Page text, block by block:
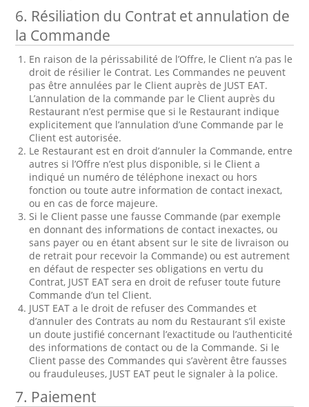
6. Résiliation du Contrat et annulation de
la Commande
En raison de la périssabilité de l’Offre, le Client n’a pas le
droit de résilier le Contrat. Les Commandes ne peuvent
pas être annulées par le Client auprès de JUST EAT.
L’annulation de la commande par le Client auprès du
Restaurant n’est permise que si le Restaurant indique
explicitement que l’annulation d’une Commande par le
Client est autorisée.
Le Restaurant est en droit d’annuler la Commande, entre
autres si l’Offre n’est plus disponible, si le Client a
indiqué un numéro de téléphone inexact ou hors
fonction ou toute autre information de contact inexact,
ou en cas de force majeure.
Si le Client passe une fausse Commande (par exemple
en donnant des informations de contact inexactes, ou
sans payer ou en étant absent sur le site de livraison ou
de retrait pour recevoir la Commande) ou est autrement
en défaut de respecter ses obligations en vertu du
Contrat, JUST EAT sera en droit de refuser toute future
Commande d’un tel Client.
JUST EAT a le droit de refuser des Commandes et
d’annuler des Contrats au nom du Restaurant s’il existe
un doute justifié concernant l’exactitude ou l’authenticité
des informations de contact ou de la Commande. Si le
Client passe des Commandes qui s’avèrent être fausses
ou frauduleuses, JUST EAT peut le signaler à la police.
7. Paiement